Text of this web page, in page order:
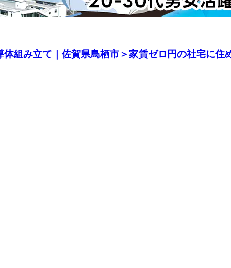
組み立て｜佐賀県鳥栖市＞家賃ゼロ円の社宅に